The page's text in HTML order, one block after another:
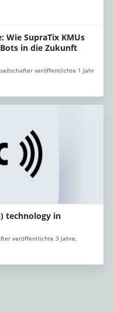
Wie SupraTix KMUs
in die Zukunft
veröffentlichte 1 Jahr
technology in
veröffentlichte 3 Jahre,